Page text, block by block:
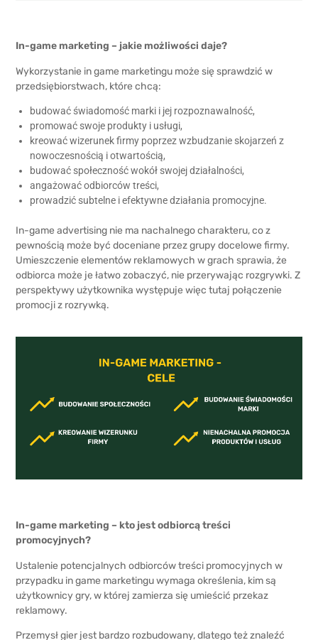
In-game marketing – jakie możliwości daje?
Wykorzystanie in game marketingu może się sprawdzić w
przedsiębiorstwach, które chcą:
budować świadomość marki i jej rozpoznawalność,
promować swoje produkty i usługi,
kreować wizerunek firmy poprzez wzbudzanie skojarzeń z
nowoczesnością i otwartością,
budować społeczność wokół swojej działalności,
angażować odbiorców treści,
prowadzić subtelne i efektywne działania promocyjne.
In-game advertising nie ma nachalnego charakteru, co z
pewnością może być doceniane przez grupy docelowe firmy.
Umieszczenie elementów reklamowych w grach sprawia, że
odbiorca może je łatwo zobaczyć, nie przerywając rozgrywki. Z
perspektywy użytkownika występuje więc tutaj połączenie
promocji z rozrywką.
In-game marketing – kto jest odbiorcą treści
promocyjnych?
Ustalenie potencjalnych odbiorców treści promocyjnych w
przypadku in game marketingu wymaga określenia, kim są
użytkownicy gry, w której zamierza się umieścić przekaz
reklamowy.
Przemysł gier jest bardzo rozbudowany, dlatego też znaleźć